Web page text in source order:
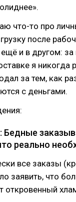
что-то про
после
и в другом: за
я никогда
за тем, как
с деньгами.
Бедные
реально
все заказы
заявить, что
откровенный